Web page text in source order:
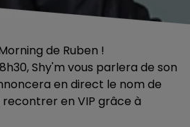
de Ruben !
Shy'm vous parlera de son
en direct le nom de
recontrer en VIP grâce à